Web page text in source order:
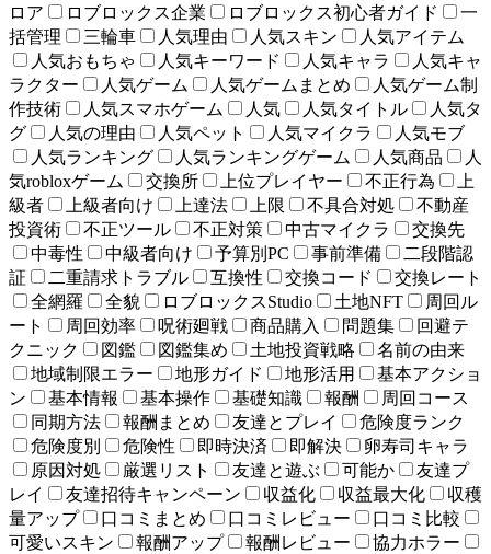
ロア
ロブロックス企業 ロブロックス初心者ガイド
一
括管理
三輪車 人気理由 人気スキン
人気アイテム
人気おもちゃ
人気キーワード 人気キャラ
人気キャ
ラクター
人気ゲーム 人気ゲームまとめ
人気ゲーム制
作技術
人気スマホゲーム 人気 人気タイトル
人気タ
グ
人気の理由 人気ペット 人気マイクラ
人気モブ
人気ランキング
人気ランキングゲーム 人気商品
人
気robloxゲーム
交換所 上位プレイヤー 不正行為
上
級者
上級者向け 上達法 上限 不具合対処
不動産
投資術
不正ツール 不正対策 中古マイクラ
交換先
中毒性
中級者向け 予算別PC 事前準備
二段階認
証
二重請求トラブル 互換性 交換コード
交換レート
全網羅
全貌 ロブロックスStudio 土地NFT
周回ル
ート
周回効率 呪術廻戦 商品購入 問題集
回避テ
クニック
図鑑 図鑑集め 土地投資戦略
名前の由来
地域制限エラー
地形ガイド 地形活用
基本アクショ
ン
基本情報 基本操作 基礎知識 報酬
周回コース
同期方法
報酬まとめ 友達とプレイ
危険度ランク
危険度別
危険性 即時決済 即解決
卵寿司キャラ
原因対処
厳選リスト 友達と遊ぶ 可能か
友達プ
レイ
友達招待キャンペーン 収益化 収益最大化
収穫
量アップ
口コミまとめ 口コミレビュー
口コミ比較
可愛いスキン
報酬アップ 報酬レビュー
協力ホラー